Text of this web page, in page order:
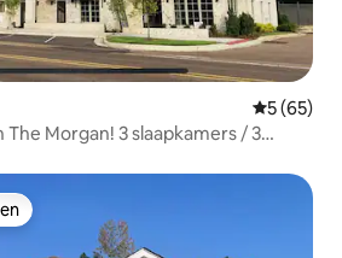
5 (65)
3 slaapkamers / 3